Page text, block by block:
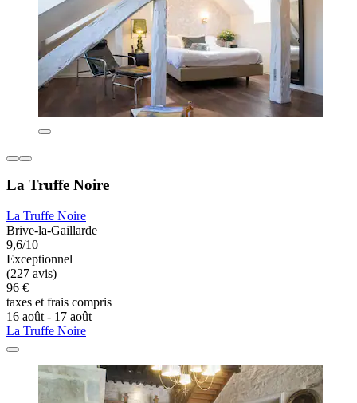
La Truffe Noire
La Truffe Noire
Brive-la-Gaillarde
9,6/10
Exceptionnel
(227 avis)
96 €
taxes et frais compris
16 août - 17 août
La Truffe Noire